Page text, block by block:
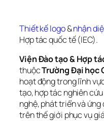
Thiết kế logo & nhận
Hợp tác quốc tế (IEC).
Viện Đào tạo & Hợp
thuộc Trường Đại học
hoạt động trong lĩnh
tạo, hợp tác nghiên
nghệ, phát triển và
trên thế giới phục vụ